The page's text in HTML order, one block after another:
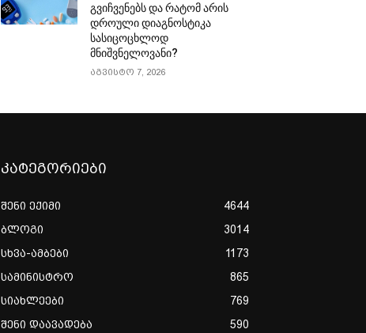
გვიჩვენებს და რატომ არის
დროული დიაგნოსტიკა
სასიცოცხლოდ
მნიშვნელოვანი?
აგვისტო 7, 2026
კატეგორიები
შენი ექიმი
4644
ბლოგი
3014
სხვა-ამბები
1173
სამინისტრო
865
სიახლეები
769
შენი დაავადება
590